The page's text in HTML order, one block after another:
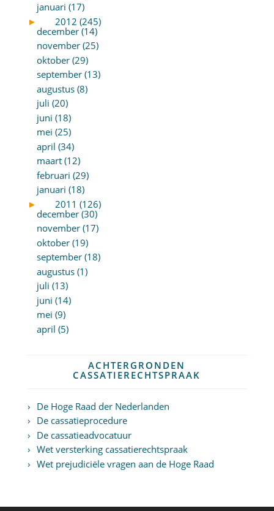
januari (17)
►
2012 (245)
december (14)
november (25)
oktober (29)
september (13)
augustus (8)
juli (20)
juni (18)
mei (25)
april (34)
maart (12)
februari (29)
januari (18)
►
2011 (126)
december (30)
november (17)
oktober (19)
september (18)
augustus (1)
juli (13)
juni (14)
mei (9)
april (5)
ACHTERGRONDEN
CASSATIERECHTSPRAAK
De Hoge Raad der Nederlanden
De cassatieprocedure
De cassatieadvocatuur
Wet versterking cassatierechtspraak
Wet prejudiciële vragen aan de Hoge Raad